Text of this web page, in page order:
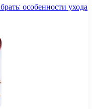
особенности ухода